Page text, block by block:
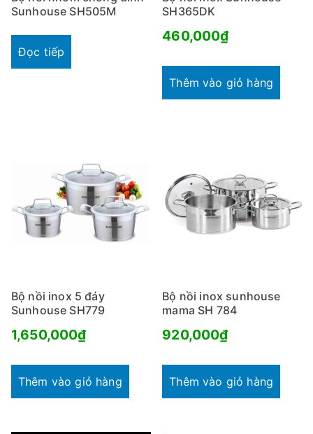
Sunhouse SH505M
Đọc tiếp
SH365DK
460,000₫
Thêm vào giỏ hàng
Bộ nồi inox 5 đáy
Sunhouse SH779
1,650,000₫
Thêm vào giỏ hàng
Bộ nồi inox sunhouse
mama SH 784
920,000₫
Thêm vào giỏ hàng